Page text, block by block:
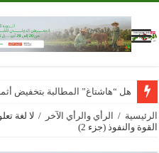
هل “هاشتاغ” المطالبة بتخفيض
الرئيسية / الرأي والرأي الآخر / لا لغة
القوة والنفوذ (جزء 2)